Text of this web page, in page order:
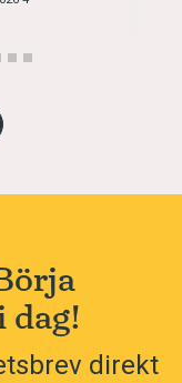
dag!
direkt